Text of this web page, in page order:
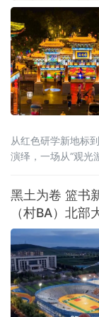
从红色研学新地标
演绎，一场从“观光
黑土为卷 篮书
（村BA）北部